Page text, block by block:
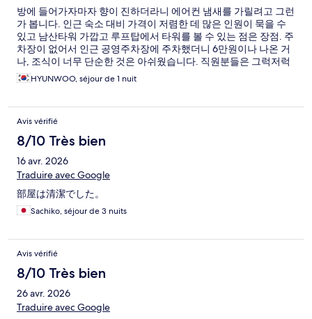
방에 들어가자마자 향이 진하더라니 에어컨 냄새를 가릴려고 그런
가 봅니다. 인근 숙소 대비 가격이 저렴한 데 많은 인원이 묵을 수
있고 남산타워 가깝고 루프탑에서 타워를 볼 수 있는 점은 장점. 주
차장이 없어서 인근 공영주차장에 주차했더니 6만원이나 나온 거
나, 조식이 너무 단순한 것은 아쉬웠습니다. 직원분들은 그럭저럭
친절했어요.
HYUNWOO, séjour de 1 nuit
Avis vérifié
8/10 Très bien
16 avr. 2026
Traduire avec Google
部屋は清潔でした。
Sachiko, séjour de 3 nuits
Avis vérifié
8/10 Très bien
26 avr. 2026
Traduire avec Google